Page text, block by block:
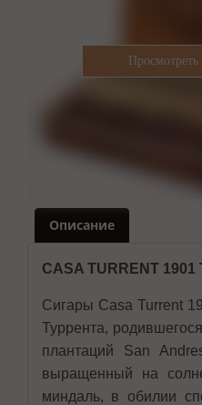
Описание
CASA TURRENT 1901
Сигары Casa Turrent
Туррента,
плантаций San
выращенный на
миндаль, в обилии